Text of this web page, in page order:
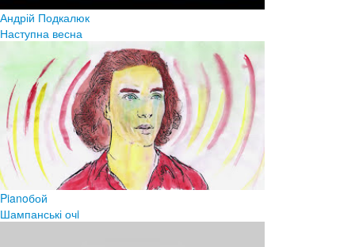
Андрій Подкалюк
Наступна весна
Pianoбой
Шампанські очi